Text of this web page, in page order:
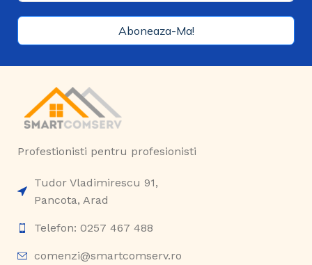
Aboneaza-Ma!
Profestionisti pentru profesionisti
Tudor Vladimirescu 91,
Pancota, Arad
Telefon: 0257 467 488
comenzi@smartcomserv.ro